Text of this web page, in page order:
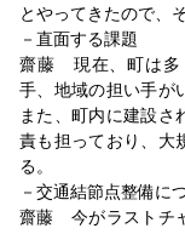
とやってきたので、
－直面する課題
齋藤 現在、町は多
手、地域の担い手が
また、町内に建設さ
責も担っており、大
る。
－交通結節点整備に
齋藤 今がラストチ